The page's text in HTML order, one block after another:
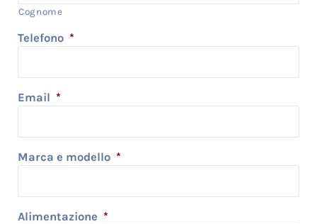
Cognome
Telefono *
Email *
Marca e modello *
Alimentazione *